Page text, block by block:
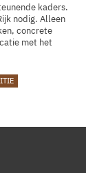
kaders.
nodig. Alleen
concrete
met het